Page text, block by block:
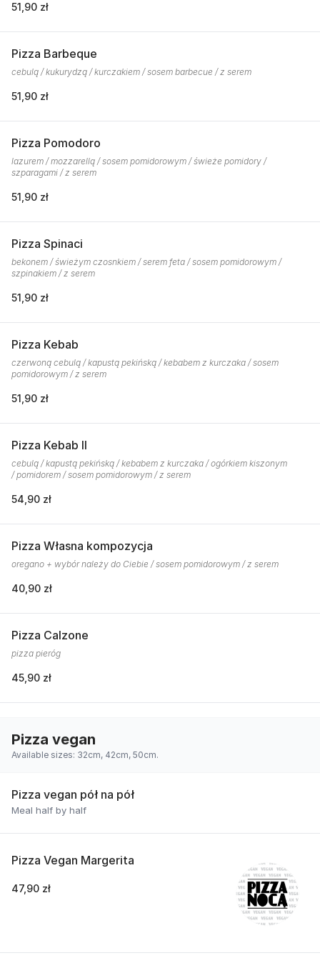
51,90 zł
Pizza Barbeque
cebulą / kukurydzą / kurczakiem / sosem barbecue / z serem
51,90 zł
Pizza Pomodoro
lazurem / mozzarellą / sosem pomidorowym / świeże pomidory /
szparagami / z serem
51,90 zł
Pizza Spinaci
bekonem / świeżym czosnkiem / serem feta / sosem pomidorowym /
szpinakiem / z serem
51,90 zł
Pizza Kebab
czerwoną cebulą / kapustą pekińską / kebabem z kurczaka / sosem
pomidorowym / z serem
51,90 zł
Pizza Kebab II
cebulą / kapustą pekińską / kebabem z kurczaka / ogórkiem kiszonym
/ pomidorem / sosem pomidorowym / z serem
54,90 zł
Pizza Własna kompozycja
oregano + wybór należy do Ciebie / sosem pomidorowym / z serem
40,90 zł
Pizza Calzone
pizza pieróg
45,90 zł
Pizza vegan
Available sizes: 32cm, 42cm, 50cm.
Pizza vegan pół na pół
Meal half by half
Pizza Vegan Margerita
47,90 zł